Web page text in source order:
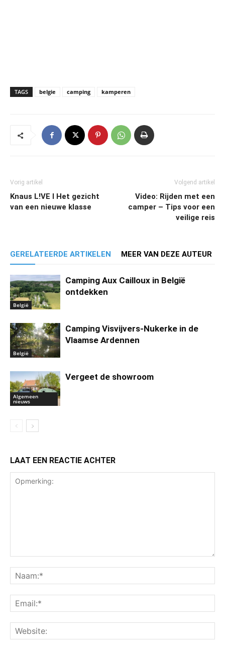
TAGS belgie camping kamperen
Vorig artikel
Knaus L!VE I Het gezicht
van een nieuwe klasse
Volgend artikel
Video: Rijden met een
camper – Tips voor een
veilige reis
GERELATEERDE ARTIKELEN MEER VAN DEZE AUTEUR
België
Camping Aux Cailloux in België
ontdekken
België
Camping Visvijvers-Nukerke in de
Vlaamse Ardennen
Algemeen
nieuws
Vergeet de showroom
LAAT EEN REACTIE ACHTER